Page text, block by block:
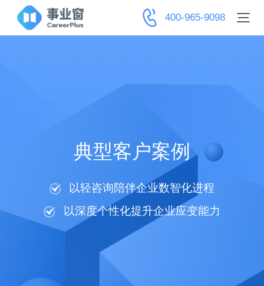
400-965-9098
典型客户案例
以轻咨询陪伴企业数智化进程
以深度个性化提升企业应变能力